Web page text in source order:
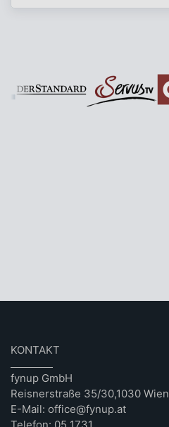
KONTAKT
fynup GmbH
Reisnerstraße 35/30,1030 Wien
E-Mail: office@fynup.at